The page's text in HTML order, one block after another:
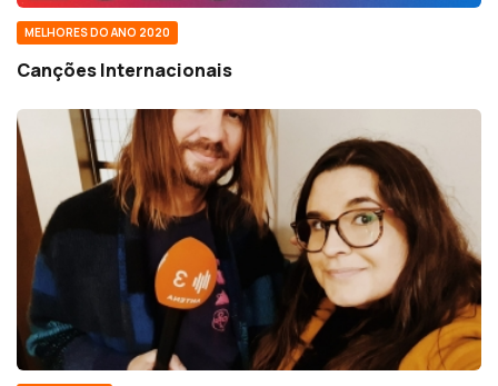
MELHORES DO ANO 2020
Canções Internacionais